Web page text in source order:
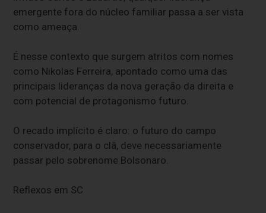
emergente fora do núcleo familiar passa a ser vista
como ameaça.
É nesse contexto que surgem atritos com nomes
como Nikolas Ferreira, apontado como uma das
principais lideranças da nova geração da direita e
com potencial de protagonismo futuro.
O recado implícito é claro: o futuro do campo
conservador, para o clã, deve necessariamente
passar pelo sobrenome Bolsonaro.
Reflexos em SC